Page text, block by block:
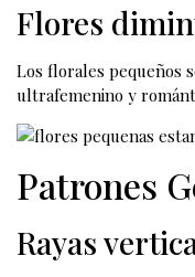
Flores
Los florales pequeños
ultrafemenino y
Patrones
Rayas